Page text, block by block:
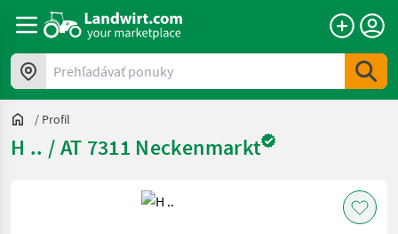
Prehľadávať ponuky
/ Profil
H .. / AT 7311 Neckenmarkt